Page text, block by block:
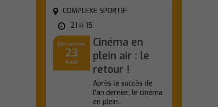
COMPLEXE SPORTIF
21 H 15
Dimanche
23
Août
Cinéma en
plein air : le
retour !
Après le succès de
l'an dernier, le cinéma
en plein...